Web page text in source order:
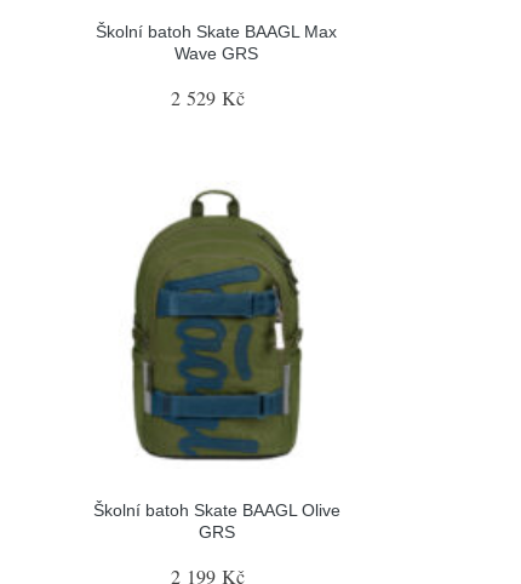
Školní batoh Skate BAAGL Max
Wave GRS
2 529 Kč
Školní batoh Skate BAAGL Olive
GRS
2 199 Kč